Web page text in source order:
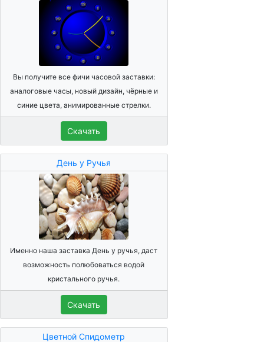
Вы получите все фичи часовой заставки:
аналоговые часы, новый дизайн, чёрные и
синие цвета, анимированные стрелки.
Скачать
День у Ручья
Именно наша заставка День у ручья, даст
возможность полюбоваться водой
кристального ручья.
Скачать
Цветной Спидометр